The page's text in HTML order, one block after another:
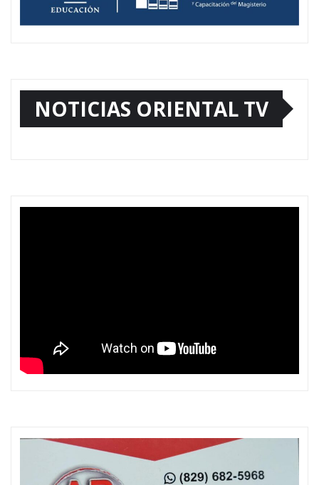
NOTICIAS ORIENTAL TV